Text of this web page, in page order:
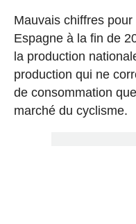
Mauvais chiffres
Espagne à la fin de
la production
production qui ne
de consommation
marché du cyclisme.